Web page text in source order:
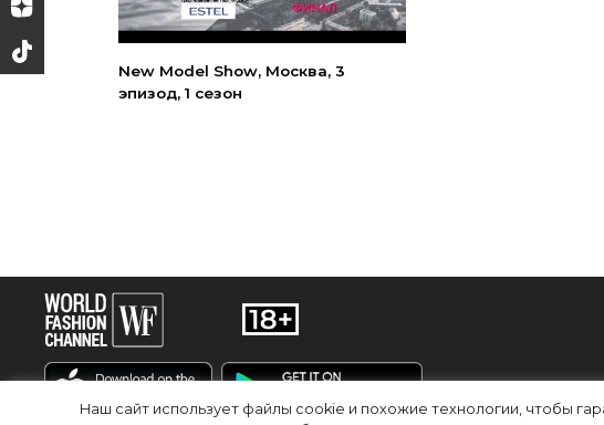
Наш сайт использует файлы cookie и похожие технологии, чтобы
New Model Show, Москва, 3
эпизод, 1 сезон